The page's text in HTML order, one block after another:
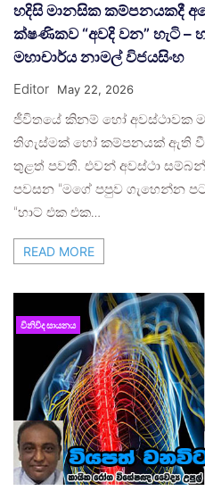
හදිසි මානසික කම්පනයකදී
ක්ෂණිකව “අවදි වන” හැටි –
මහාචාර්ය නාමල් විජයසිංහ
Editor May 22, 2026
ජීවිතයේ කිනම් හෝ අවස්ථාවක
තිගැස්මක් හෝ කම්පනයක් ඇති
තුළත් පවතී. එවන් අවස්ථා
පවසන “මගේ පපුව ගැහෙන්න
“හාට් එක එක…
READ MORE
විනිවිද සායනය